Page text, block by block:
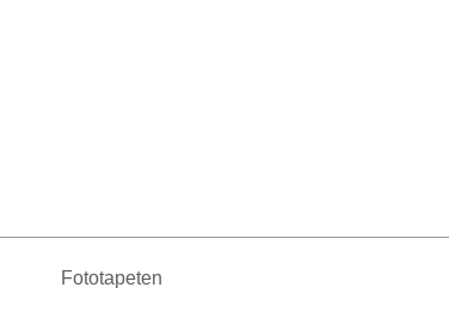
Fototapeten